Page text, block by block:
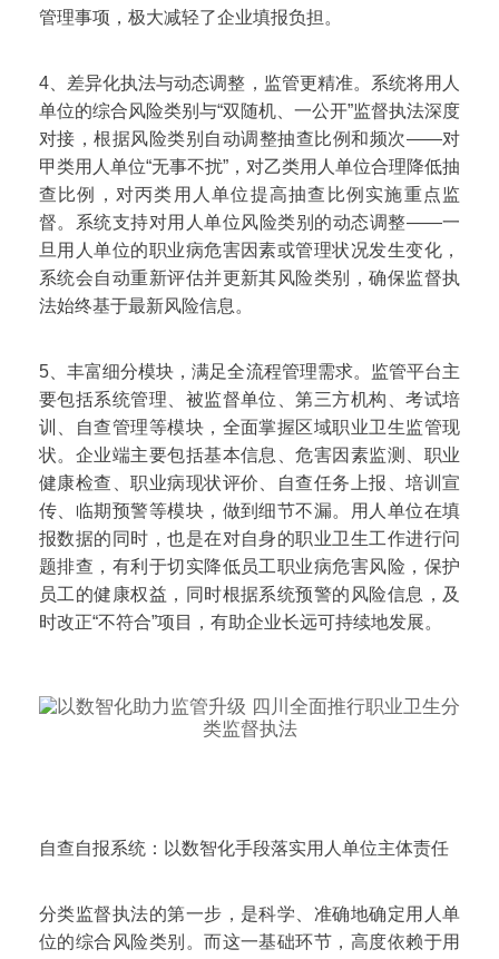
管理事项，极大减轻了企业填报负担。
4、差异化执法与动态调整，监管更精准。系统将用人
单位的综合风险类别与“双随机、一公开”监督执法深度
对接，根据风险类别自动调整抽查比例和频次——对
甲类用人单位“无事不扰”，对乙类用人单位合理降低抽
查比例，对丙类用人单位提高抽查比例实施重点监
督。系统支持对用人单位风险类别的动态调整——一
旦用人单位的职业病危害因素或管理状况发生变化，
系统会自动重新评估并更新其风险类别，确保监督执
法始终基于最新风险信息。
5、丰富细分模块，满足全流程管理需求。监管平台主
要包括系统管理、被监督单位、第三方机构、考试培
训、自查管理等模块，全面掌握区域职业卫生监管现
状。企业端主要包括基本信息、危害因素监测、职业
健康检查、职业病现状评价、自查任务上报、培训宣
传、临期预警等模块，做到细节不漏。用人单位在填
报数据的同时，也是在对自身的职业卫生工作进行问
题排查，有利于切实降低员工职业病危害风险，保护
员工的健康权益，同时根据系统预警的风险信息，及
时改正“不符合”项目，有助企业长远可持续地发展。
自查自报系统：以数智化手段落实用人单位主体责任
分类监督执法的第一步，是科学、准确地确定用人单
位的综合风险类别。而这一基础环节，高度依赖于用